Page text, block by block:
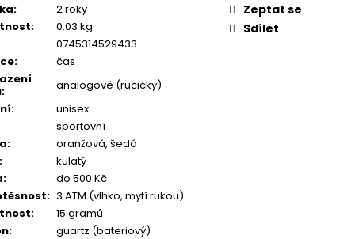
:
2 roky
:
0.03 kg
0745314529433
:
čas
:
analogové (ručičky)
:
unisex
sportovní
:
oranžová, šedá
:
kulatý
:
do 500 Kč
: 3 ATM (vlhko, mytí rukou)
:
15 gramů
:
guartz (bateriový)
Zeptat se
Sdílet